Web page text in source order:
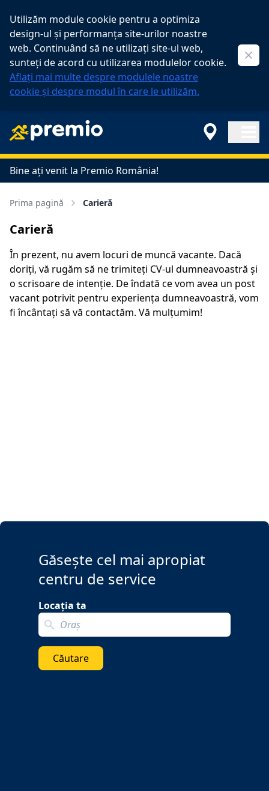
Utilizăm module cookie pentru a optimiza
design-ul și performanța site-urilor noastre
web. Continuând să ne utilizați site-ul web,
sunteți de acord cu utilizarea modulelor cookie.
Aflați mai multe despre modulele noastre
cookie și despre modul în care le utilizăm.
Bine ați venit la Premio România!
Prima pagină Carieră
Carieră
În prezent, nu avem locuri de muncă vacante. Dacă
doriţi, vă rugăm să ne trimiteţi CV-ul dumneavoastră şi
o scrisoare de intenţie. De îndată ce vom avea un post
vacant potrivit pentru experienţa dumneavoastră, vom
fi încântaţi să vă contactăm. Vă mulţumim!
Găsește cel mai apropiat
centru de service
Locația ta
Search localization
Căutare